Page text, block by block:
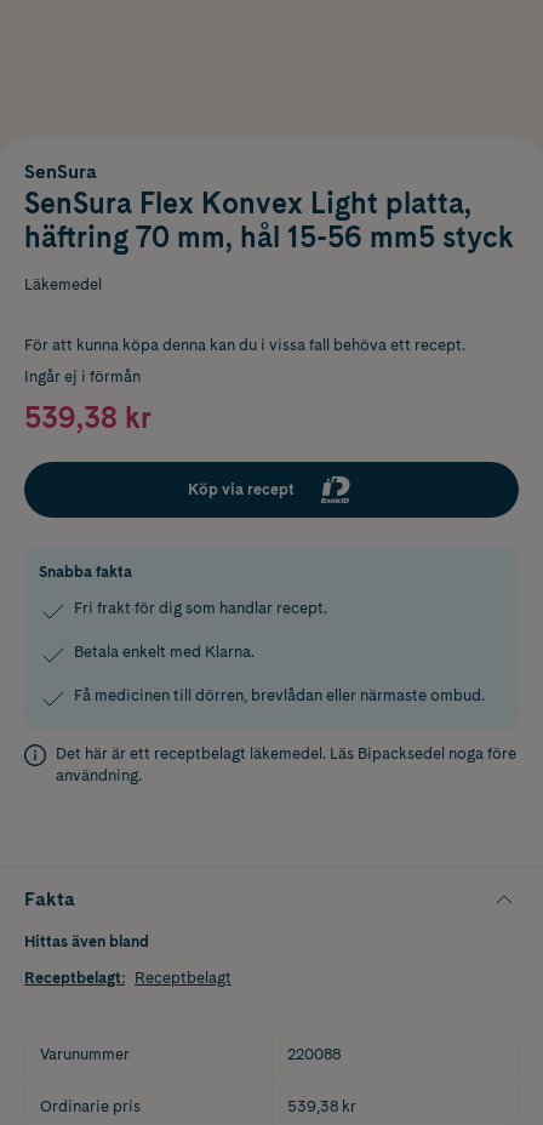
SenSura
SenSura Flex Konvex Light platta,
häftring 70 mm, hål 15-56 mm5 styck
Läkemedel
För att kunna köpa denna kan du i vissa fall behöva ett recept.
Ingår ej i förmån
539,38 kr
Köp via recept
Snabba fakta
Fri frakt för dig som handlar recept.
Betala enkelt med Klarna.
Få medicinen till dörren, brevlådan eller närmaste ombud.
Det här är ett receptbelagt läkemedel. Läs Bipacksedel noga före
användning.
Fakta
Hittas även bland
Receptbelagt: Receptbelagt
Varunummer 220088
Ordinarie pris 539,38 kr